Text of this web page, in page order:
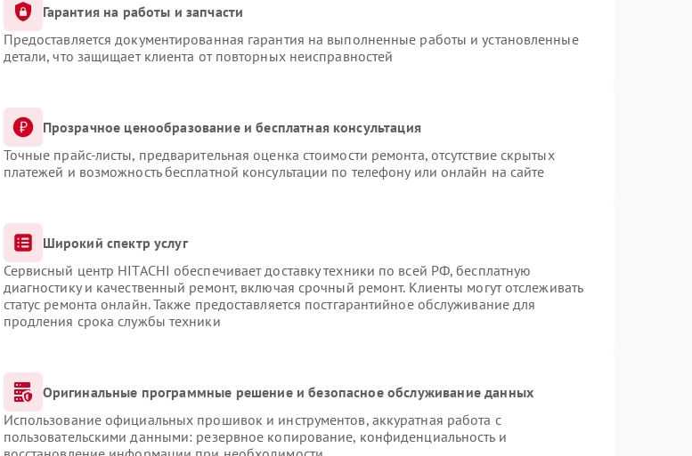
Гарантия на работы и запчасти
Предоставляется документированная гарантия на выполненные работы и установленные
детали, что защищает клиента от повторных неисправностей
Прозрачное ценообразование и бесплатная консультация
Точные прайс-листы, предварительная оценка стоимости ремонта, отсутствие скрытых
платежей и возможность бесплатной консультации по телефону или онлайн на сайте
Широкий спектр услуг
Сервисный центр HITACHI обеспечивает доставку техники по всей РФ, бесплатную
диагностику и качественный ремонт, включая срочный ремонт. Клиенты могут отслеживать
статус ремонта онлайн. Также предоставляется постгарантийное обслуживание для
продления срока службы техники
Оригинальные программные решение и безопасное обслуживание данных
Использование официальных прошивок и инструментов, аккуратная работа с
пользовательскими данными: резервное копирование, конфиденциальность и